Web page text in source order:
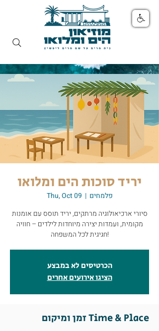
יריד סוכות הים ומלואו
Thu, Oct 09
  |
פלמחים
סיורי ארכיאולוגיה מרתקים, יריד תוסס עם אומנות
מקומית, ועמדות יצירה מיוחדות לילדים – חוויה
חגיגית לכל המשפחה!
הכרטיסים לא במבצע
הציגו אירועים אחרים
זמן ומיקום Time & Place